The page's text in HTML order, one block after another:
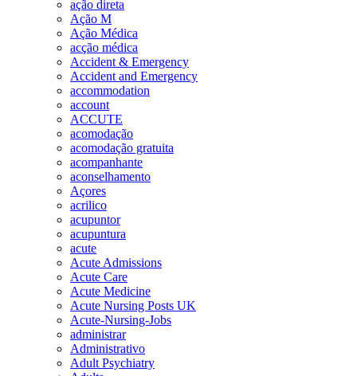
ação direta
Ação M
Ação Médica
acção médica
Accident & Emergency
Accident and Emergency
accommodation
account
ACCUTE
acomodação
acomodação gratuita
acompanhante
aconselhamento
Açores
acrilico
acupuntor
acupuntura
acute
Acute Admissions
Acute Care
Acute Medicine
Acute Nursing Posts UK
Acute-Nursing-Jobs
administrar
Administrativo
Adult Psychiatry